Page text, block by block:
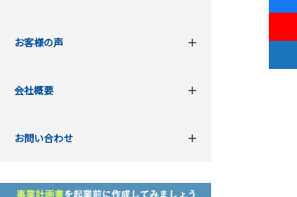
お客様の声
会社概要
お問い合わせ